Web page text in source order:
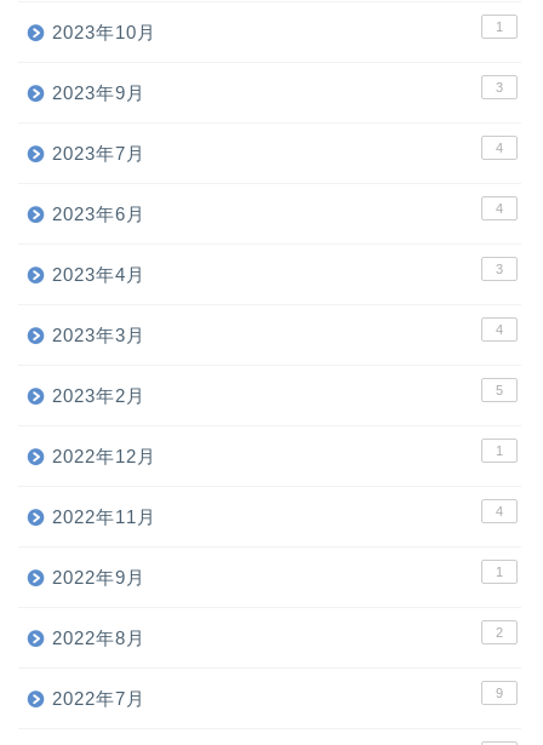
2023年10月 1
2023年9月 3
2023年7月 4
2023年6月 4
2023年4月 3
2023年3月 4
2023年2月 5
2022年12月 1
2022年11月 4
2022年9月 1
2022年8月 2
2022年7月 9